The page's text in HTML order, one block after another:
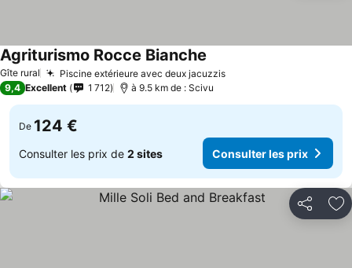
Gîte rural Piscine extérieure avec deux jacuzzisConsulter les prix
Agriturismo Rocce Bianche
9,4 Excellent 1 712 à 9.5 km de : Scivu
De 124 €
Consulter les prix de 2 sites Consulter les prix
Partager